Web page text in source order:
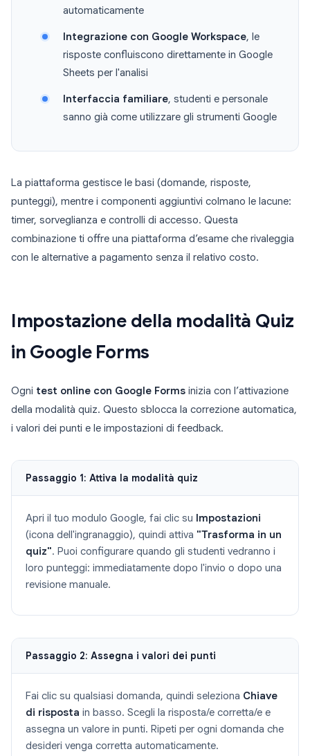
automaticamente
Integrazione con Google Workspace, le
risposte confluiscono direttamente in Google
Sheets per l'analisi
Interfaccia familiare, studenti e personale
sanno già come utilizzare gli strumenti Google
La piattaforma gestisce le basi (domande, risposte,
punteggi), mentre i componenti aggiuntivi colmano le lacune:
timer, sorveglianza e controlli di accesso. Questa
combinazione ti offre una piattaforma d’esame che rivaleggia
con le alternative a pagamento senza il relativo costo.
Impostazione della modalità Quiz
in Google Forms
Ogni test online con Google Forms inizia con l’attivazione
della modalità quiz. Questo sblocca la correzione automatica,
i valori dei punti e le impostazioni di feedback.
Passaggio 1: Attiva la modalità quiz
Apri il tuo modulo Google, fai clic su Impostazioni
(icona dell'ingranaggio), quindi attiva "Trasforma in un
quiz". Puoi configurare quando gli studenti vedranno i
loro punteggi: immediatamente dopo l'invio o dopo una
revisione manuale.
Passaggio 2: Assegna i valori dei punti
Fai clic su qualsiasi domanda, quindi seleziona Chiave
di risposta in basso. Scegli la risposta/e corretta/e e
assegna un valore in punti. Ripeti per ogni domanda che
desideri venga corretta automaticamente.